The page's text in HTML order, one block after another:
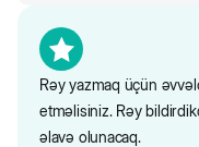
Rəy yazmaq üçün
etməlisiniz. Rəy
əlavə olunacaq.